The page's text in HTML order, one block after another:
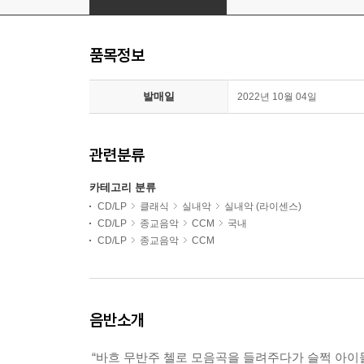
품목정보
발매일 2022년 10월 04일
관련분류
카테고리 분류
CD/LP 클래식 실내악
실내악 (라이센스)
CD/LP
종교음악 CCM
국내
CD/LP
종교음악 CCM
음반소개
“바흐 무반주 첼로 모음곡을 들려주다가 슬쩍 아이